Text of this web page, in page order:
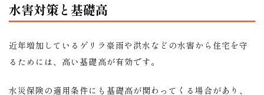
水害対策と基礎高
近年増加しているゲリラ豪雨や洪水などの水害から住宅を守
るためには、高い基礎高が有効です。
水災保険の適用条件にも基礎高が関わってくる場合があり、